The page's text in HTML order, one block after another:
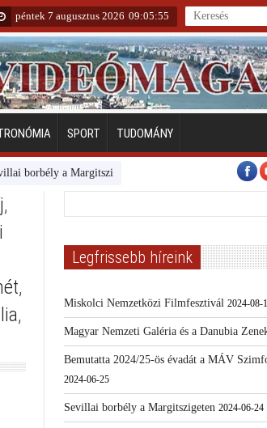
péntek 7 augusztus 2026 09:05:55
SPORT TUDOMÁNY
a Margitszigeten Emberarcú Egészségért díj
,
,
,
Legfrissebb híreink
Miskolci Nemzetközi Filmfesztivál 2024-08-
Magyar Nemzeti Galéria és a Danubia
Bemutatta 2024/25-ös évadát a MÁV
2024-06-25
Sevillai borbély a Margitszigeten 2024-06-24